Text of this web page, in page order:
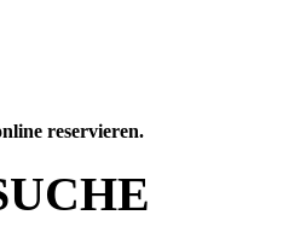
reservieren.